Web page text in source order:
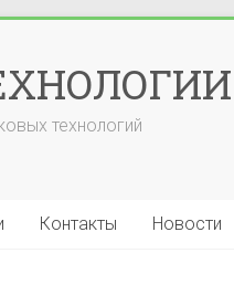
технологий
Контакты Новости